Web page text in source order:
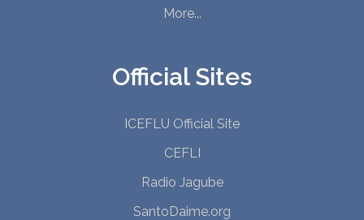
More...
Official Sites
ICEFLU Official Site
CEFLI
Radio Jagube
SantoDaime.org